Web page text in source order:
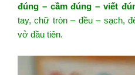
đúng – cầm đúng – viết
tay, chữ tròn – đều – sạch,
vở đầu tiên.